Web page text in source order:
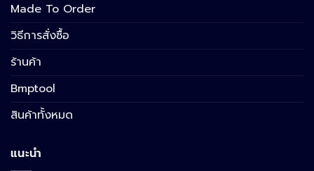
Made To Order
วิธีการสั่งซื้อ
ร้านค้า
Bmptool
สินค้าทั้งหมด
แนะนำ